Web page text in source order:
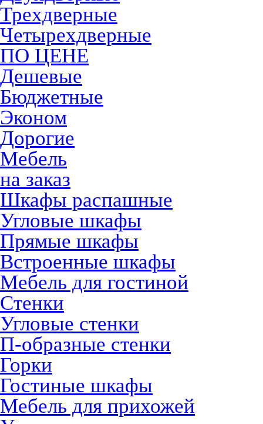
Трехдверные
Четырехдверные
ПО ЦЕНЕ
Дешевые
Бюджетные
Эконом
Дорогие
Мебель
на заказ
Шкафы распашные
Угловые шкафы
Прямые шкафы
Встроенные шкафы
Мебель для гостиной
Стенки
Угловые стенки
П-образные стенки
Горки
Гостиные шкафы
Мебель для прихожей